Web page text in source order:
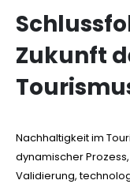
Zukunft
Nachhaltigkeit im
dynamischer
Validierung,